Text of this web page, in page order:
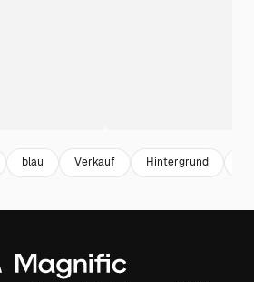
blau Verkauf Hintergrund